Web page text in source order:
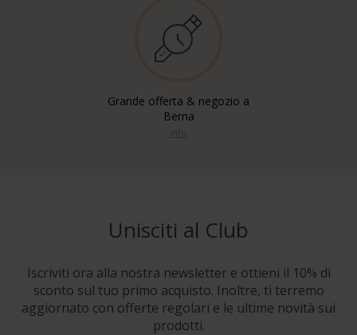
Grande offerta & negozio a
Berna
Unisciti al Club
Iscriviti ora alla nostra newsletter e ottieni il 10% di
sconto sul tuo primo acquisto. Inoltre, ti terremo
aggiornato con offerte regolari e le ultime novità sui
prodotti.